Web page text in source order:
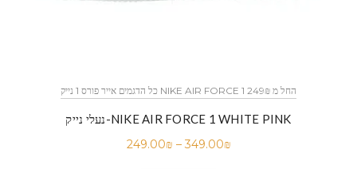
כל הדגמים אייר פורס 1 נייק NIKE AIR FORCE 1 החל מ 249₪
נעלי נייק-NIKE AIR FORCE 1 WHITE PINK
249.00₪ – 349.00₪